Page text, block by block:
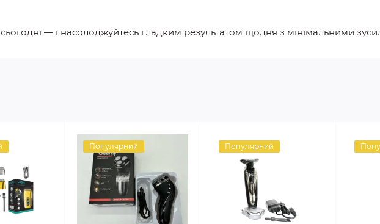
— і насолоджуйтесь гладким результатом щодня з мінімальними
Популярний Популярний